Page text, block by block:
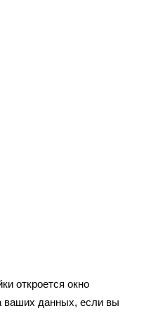
откроется окно
ваших данных, если вы